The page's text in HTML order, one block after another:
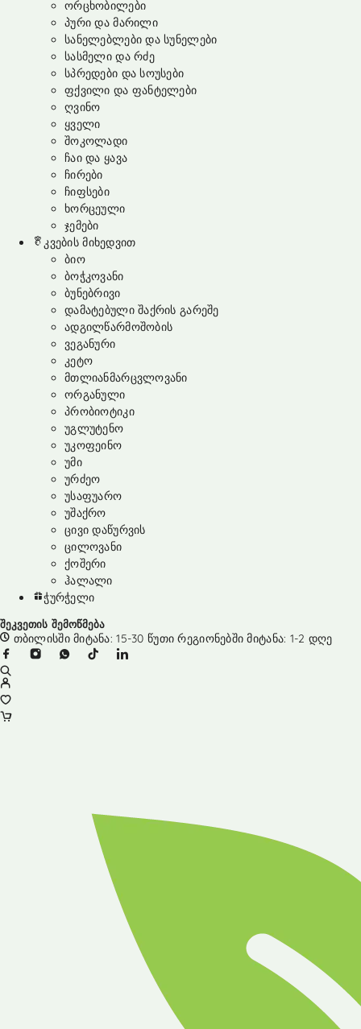
ორცხობილები
პური და მარილი
სანელებლები და სუნელები
სასმელი და რძე
სპრედები და სოუსები
ფქვილი და ფანტელები
ღვინო
ყველი
შოკოლადი
ჩაი და ყავა
ჩირები
ჩიფსები
ხორცეული
ჯემები
კვების მიხედვით
ბიო
ბოჭკოვანი
ბუნებრივი
დამატებული შაქრის გარეშე
ადგილწარმოშობის
ვეგანური
კეტო
მთლიანმარცვლოვანი
ორგანული
პრობიოტიკი
უგლუტენო
უკოფეინო
უმი
ურძეო
უსაფუარო
უშაქრო
ცივი დაწურვის
ცილოვანი
ქოშერი
ჰალალი
ჭურჭელი
შეკვეთის შემოწმება
თბილისში მიტანა: 15-30 წუთი რეგიონებში მიტანა: 1-2 დღე